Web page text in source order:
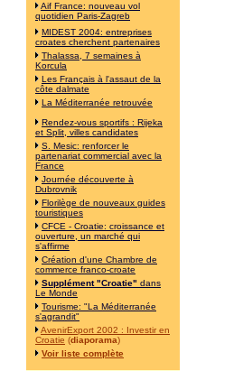
Aif France: nouveau vol
quotidien Paris-Zagreb
MIDEST 2004: entreprises
croates cherchent partenaires
Thalassa, 7 semaines à
Korcula
Les Français à l'assaut de la
côte dalmate
La Méditerranée retrouvée
Rendez-vous sportifs : Rijeka
et Split, villes candidates
S. Mesic: renforcer le
partenariat commercial avec la
France
Journée découverte à
Dubrovnik
Florilège de nouveaux guides
touristiques
CFCE - Croatie: croissance et
ouverture, un marché qui
s'affirme
Création d'une Chambre de
commerce franco-croate
Supplément "Croatie" dans
Le Monde
Tourisme: "La Méditerranée
s'agrandit"
AvenirExport 2002 : Investir en
Croatie (diaporama)
Voir liste complète